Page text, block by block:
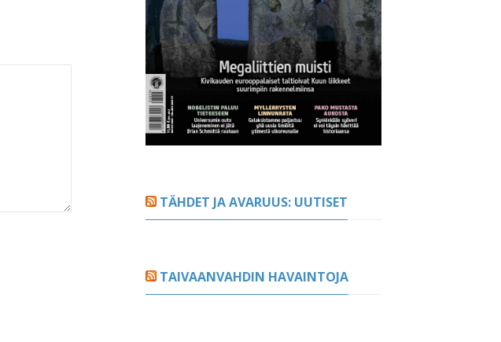
TÄHDET JA AVARUUS: UUTISET
TAIVAANVAHDIN HAVAINTOJA